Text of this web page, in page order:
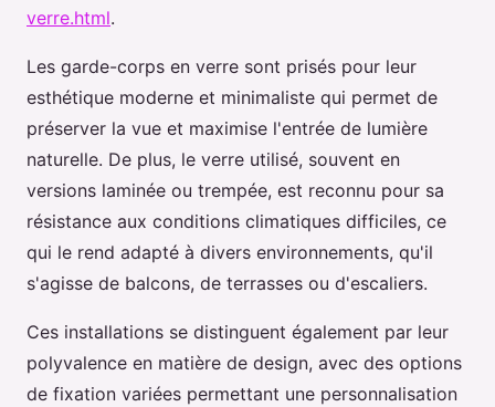
verre.html.
Les garde-corps en verre sont prisés pour leur
esthétique moderne et minimaliste qui permet de
préserver la vue et maximise l'entrée de lumière
naturelle. De plus, le verre utilisé, souvent en
versions laminée ou trempée, est reconnu pour sa
résistance aux conditions climatiques difficiles, ce
qui le rend adapté à divers environnements, qu'il
s'agisse de balcons, de terrasses ou d'escaliers.
Ces installations se distinguent également par leur
polyvalence en matière de design, avec des options
de fixation variées permettant une personnalisation